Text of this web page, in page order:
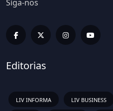
Siga-nos
Editorias
LIV INFORMA LIV BUSINESS